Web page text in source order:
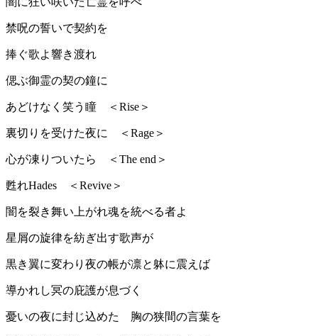
禁呪の誓いで契約を
捧ぐ歌よ響き渡れ
偲ぶ御霊の契の鐘に
あどけなく笑う瞳 ＜Rise＞
裏切りを受けた夜に ＜Rage＞
心が凍りついたら ＜The end＞
甦れHades ＜Revive＞
闇を裂き舞い上がれ魂を統べる者よ
星屑の旋律を紡ぎ出す歌声が
黒き翼に変わり夜の帳が凛と躰に震えば
導かれし冥の庇護が息づく
憂いの夜に封じ込めた 胸の狭間の言葉を